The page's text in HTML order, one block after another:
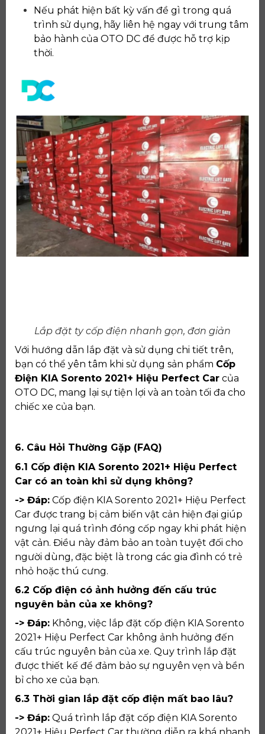
Nếu phát hiện bất kỳ vấn đề gì trong quá
trình sử dụng, hãy liên hệ ngay với trung tâm
bảo hành của OTO DC để được hỗ trợ kịp
thời.
Lắp đặt ty cốp điện nhanh gọn, đơn giản
Với hướng dẫn lắp đặt và sử dụng chi tiết trên,
bạn có thể yên tâm khi sử dụng sản phẩm Cốp
Điện KIA Sorento 2021+ Hiệu Perfect Car của
OTO DC, mang lại sự tiện lợi và an toàn tối đa cho
chiếc xe của bạn.
6. Câu Hỏi Thường Gặp (FAQ)
6.1 Cốp điện KIA Sorento 2021+ Hiệu Perfect
Car có an toàn khi sử dụng không?
-> Đáp: Cốp điện KIA Sorento 2021+ Hiệu Perfect
Car được trang bị cảm biến vật cản hiện đại giúp
ngưng lại quá trình đóng cốp ngay khi phát hiện
vật cản. Điều này đảm bảo an toàn tuyệt đối cho
người dùng, đặc biệt là trong các gia đình có trẻ
nhỏ hoặc thú cưng.
6.2 Cốp điện có ảnh hưởng đến cấu trúc
nguyên bản của xe không?
-> Đáp: Không, việc lắp đặt cốp điện KIA Sorento
2021+ Hiệu Perfect Car không ảnh hưởng đến
cấu trúc nguyên bản của xe. Quy trình lắp đặt
được thiết kế để đảm bảo sự nguyên vẹn và bền
bỉ cho xe của bạn.
6.3 Thời gian lắp đặt cốp điện mất bao lâu?
-> Đáp: Quá trình lắp đặt cốp điện KIA Sorento